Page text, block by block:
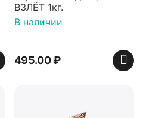
ВЗЛЁТ 1кг.
В наличии
495.00₽